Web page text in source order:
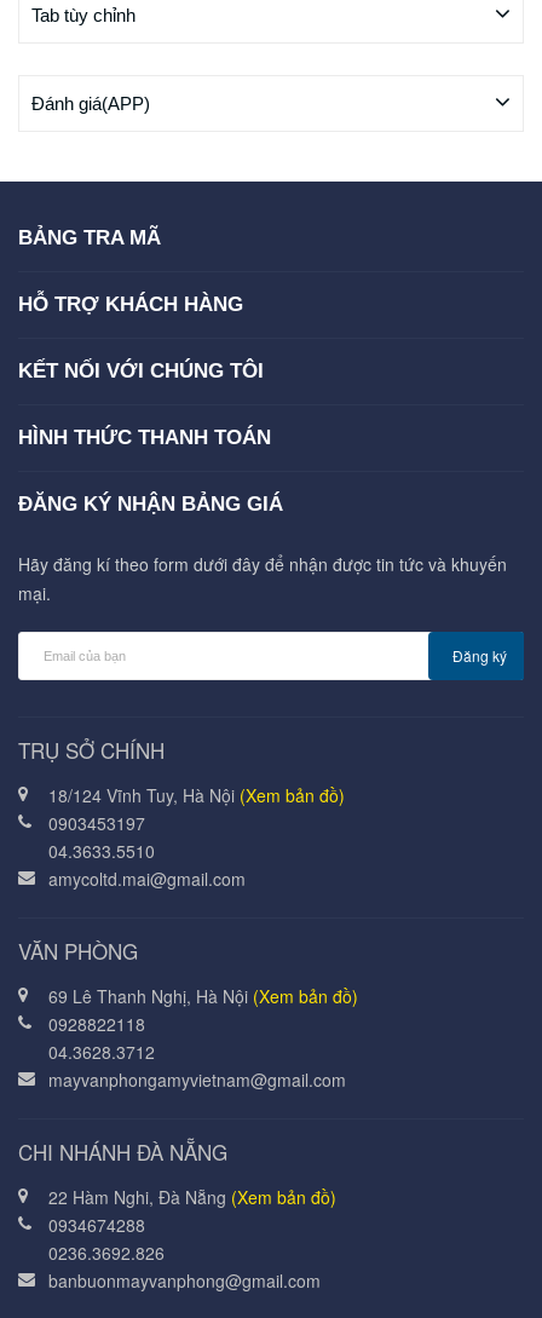
Tab tùy chỉnh
Đánh giá(APP)
BẢNG TRA MÃ
HỖ TRỢ KHÁCH HÀNG
KẾT NỐI VỚI CHÚNG TÔI
HÌNH THỨC THANH TOÁN
ĐĂNG KÝ NHẬN BẢNG GIÁ
Hãy đăng kí theo form dưới đây để nhận được tin tức và khuyến
mại.
Đăng ký
TRỤ SỞ CHÍNH
18/124 Vĩnh Tuy, Hà Nội (Xem bản đồ)
0903453197
04.3633.5510
amycoltd.mai@gmail.com
VĂN PHÒNG
69 Lê Thanh Nghị, Hà Nội (Xem bản đồ)
0928822118
04.3628.3712
mayvanphongamyvietnam@gmail.com
CHI NHÁNH ĐÀ NẴNG
22 Hàm Nghi, Đà Nẵng (Xem bản đồ)
0934674288
0236.3692.826
banbuonmayvanphong@gmail.com